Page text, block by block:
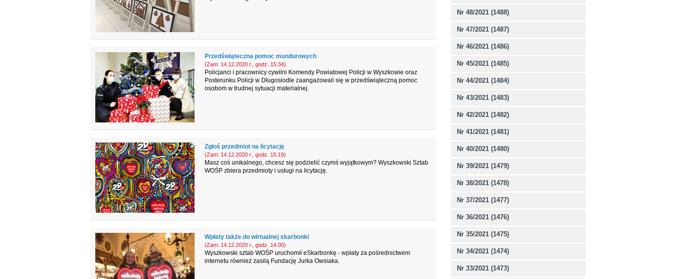
Nr 48/2021 (1488)
Nr 47/2021 (1487)
Nr 46/2021 (1486)
Nr 45/2021 (1485)
Nr 44/2021 (1484)
Nr 43/2021 (1483)
Nr 42/2021 (1482)
Nr 41/2021 (1481)
Nr 40/2021 (1480)
Nr 39/2021 (1479)
Nr 38/2021 (1478)
Nr 37/2021 (1477)
Nr 36/2021 (1476)
Nr 35/2021 (1475)
Nr 34/2021 (1474)
Nr 33/2021 (1473)
Przedświąteczna pomoc mundurowych
(Zam: 14.12.2020 r., godz. 15.34)
Policjanci i pracownicy cywilni Komendy Powiatowej Policji w Wyszkowie oraz
Posterunku Policji w Długosiodle zaangażowali się w przedświąteczną pomoc
osobom w trudnej sytuacji materialnej.
Zgłoś przedmiot na licytację
(Zam: 14.12.2020 r., godz. 15.19)
Masz coś unikalnego, chcesz się podzielić czymś wyjątkowym? Wyszkowski Sztab
WOŚP zbiera przedmioty i usługi na licytację.
Wpłaty także do wirtualnej skarbonki
(Zam: 14.12.2020 r., godz. 14.00)
Wyszkowski sztab WOŚP uruchomił eSkarbonkę - wpłaty za pośrednictwem
internetu również zasilą Fundację Jurka Owsiaka.